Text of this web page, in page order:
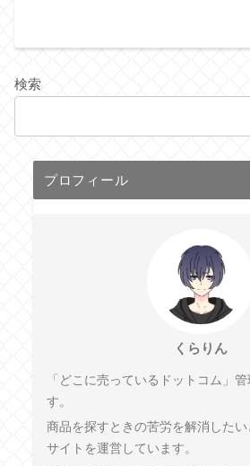
検索
プロフィール
くらりん
「どこに売っているドットコム」
す。
商品を探すときの苦労を解消した
サイトを運営しています。